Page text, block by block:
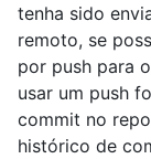
tenha sido
remoto, se
por push para
usar um push
commit no
histórico de